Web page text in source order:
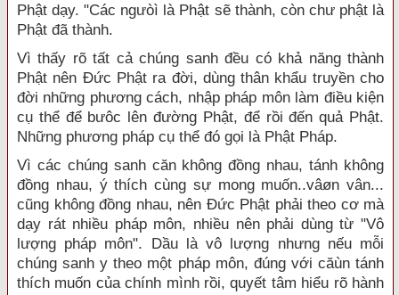
Phật dạy. "Các ngưòì là Phật sẽ thành, còn chư phật là
Phật đã thành.
Vì thấy rõ tất cả chúng sanh đều có khả năng thành
Phật nên Đức Phật ra đời, dùng thân khẩu truyền cho
đời những phương cách, nhập pháp môn làm điều kiện
cụ thể để bưôc lên đường Phật, để rồi đến quả Phật.
Những phương pháp cụ thể đó gọi là Phật Pháp.
Vì các chúng sanh căn không đồng nhau, tánh không
đồng nhau, ý thích cùng sự mong muốn..vâøn vân...
cũng không đồng nhau, nên Đức Phật phải theo cơ mà
dạy rát nhiều pháp môn, nhiều nên phải dùng từ "Vô
lượng pháp môn". Dầu là vô lượng nhưng nếu mỗi
chúng sanh y theo một pháp môn, đúng với căùn tánh
thích muốn của chính mình rồi, quyết tâm hiểu rõ hành